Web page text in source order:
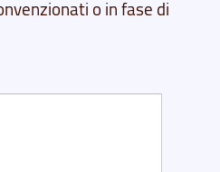
o in fase di